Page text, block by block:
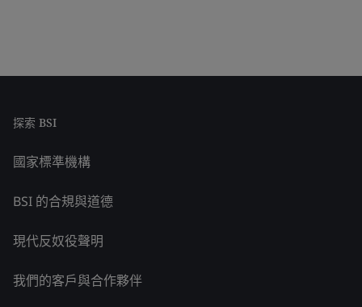
探索 BSI
國家標準機構
BSI 的合規與道德
現代反奴役聲明
我們的客戶與合作夥伴